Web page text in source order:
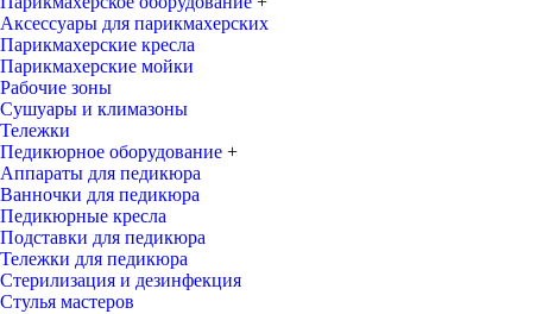
Аксессуары для парикмахерских
Парикмахерские кресла
Парикмахерские мойки
Рабочие зоны
Сушуары и климазоны
Тележки
Педикюрное оборудование +
Аппараты для педикюра
Ванночки для педикюра
Педикюрные кресла
Подставки для педикюра
Тележки для педикюра
Стерилизация и дезинфекция
Стулья мастеров